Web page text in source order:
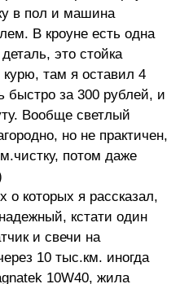
в пол и машина
В кроуне есть одна
это стойка
курю, там я оставил 4
за 300 рублей, и
Вообще светлый
но не практичен,
потом даже
которых я рассказал,
кстати один
и свечи на
10 тыс.км. иногда
10W40, жила